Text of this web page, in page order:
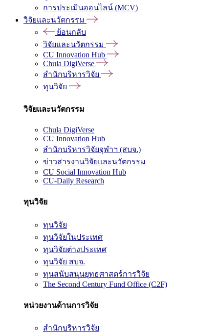
การประเมินออนไลน์ (MCV)
วิจัยและนวัตกรรม
ย้อนกลับ
วิจัยและนวัตกรรม
CU Innovation Hub
Chula DigiVerse
สำนักบริหารวิจัย
ทุนวิจัย
วิจัยและนวัตกรรม
Chula DigiVerse
CU Innovation Hub
สำนักบริหารวิจัยจุฬาฯ (สบจ.)
ข่าวสารงานวิจัยและนวัตกรรม
CU Social Innovation Hub
CU-Daily Research
ทุนวิจัย
ทุนวิจัย
ทุนวิจัยในประเทศ
ทุนวิจัยต่างประเทศ
ทุนวิจัย สบจ.
ทุนสนับสนุนยุทธศาสตร์การวิจัย
The Second Century Fund Office (C2F)
หน่วยงานด้านการวิจัย
สำนักบริหารวิจัย